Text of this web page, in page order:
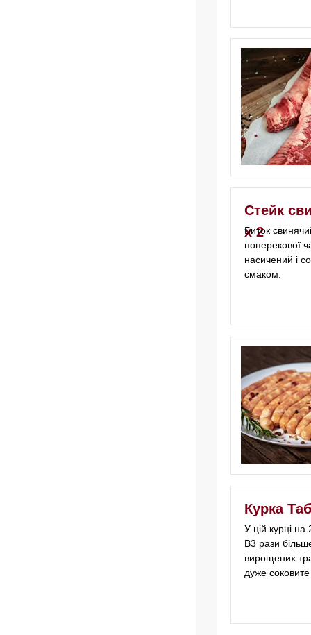
Стейк
х 2
Биток
поперекової
насичений і
смаком.
Курка
У цій курці
B3 рази
вирощених
дуже